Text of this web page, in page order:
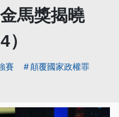
馬獎揭曉
賽
顛覆國家政權罪